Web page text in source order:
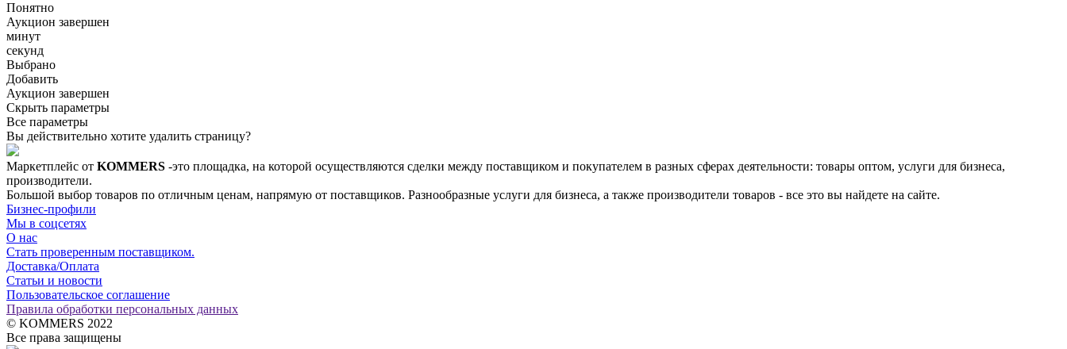
Понятно
Аукцион завершен
минут
секунд
Выбрано
Добавить
Аукцион завершен
Скрыть параметры
Все параметры
Вы действительно хотите удалить страницу?
Маркетплейс от KOMMERS -это площадка, на которой осуществляются сделки между поставщиком и покупателем в разных сферах деятельности: товары оптом, услуги для бизнеса,
производители.
Большой выбор товаров по отличным ценам, напрямую от поставщиков. Разнообразные услуги для бизнеса, а также производители товаров - все это вы найдете на сайте.
Бизнес-профили
Мы в соцсетях
О нас
Стать проверенным поставщиком.
Доставка/Оплата
Статьи и новости
Пользовательское соглашение
Правила обработки персональных данных
© KOMMERS 2022
Все права защищены